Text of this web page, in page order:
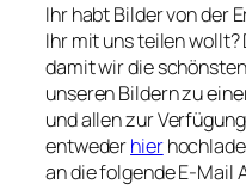
Ihr habt Bilder von der
Ihr mit uns teilen
damit wir die
unseren Bildern zu
und allen zur
entwederhier
an die folgende E-Mail